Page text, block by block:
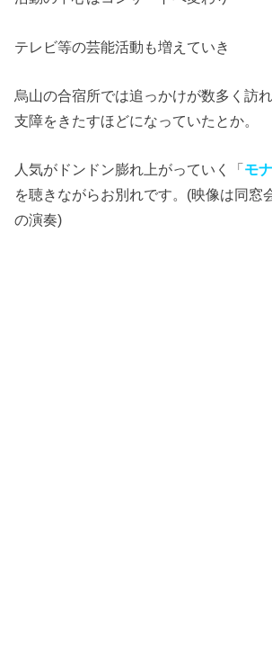
テレビ等の芸能活動も増えていき
烏山の合宿所では追っかけが数多く訪
支障をきたすほどになっていたとか。
人気がドンドン膨れ上がっていく「モ
を聴きながらお別れです。(映像は同窓
の演奏)